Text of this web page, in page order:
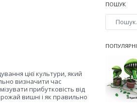
цієї культури, який
визначити час
прибутковість від
вишні і як правильно
ПОШУК
ПОПУЛЯРНІ